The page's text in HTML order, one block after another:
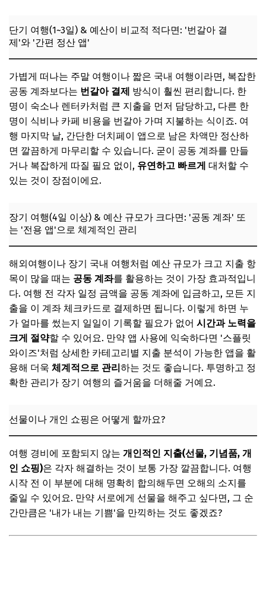
단기 여행(1~3일) & 예산이 비교적 적다면: '번갈아 결
제'와 '간편 정산 앱'
가볍게 떠나는 주말 여행이나 짧은 국내 여행이라면, 복잡한
공동 계좌보다는 번갈아 결제 방식이 훨씬 편리합니다. 한
명이 숙소나 렌터카처럼 큰 지출을 먼저 담당하고, 다른 한
명이 식비나 카페 비용을 번갈아 가며 지불하는 식이죠. 여
행 마지막 날, 간단한 더치페이 앱으로 남은 차액만 정산하
면 깔끔하게 마무리할 수 있습니다. 굳이 공동 계좌를 만들
거나 복잡하게 따질 필요 없이, 유연하고 빠르게 대처할 수
있는 것이 장점이에요.
장기 여행(4일 이상) & 예산 규모가 크다면: '공동 계좌' 또
는 '전용 앱'으로 체계적인 관리
해외여행이나 장기 국내 여행처럼 예산 규모가 크고 지출 항
목이 많을 때는 공동 계좌를 활용하는 것이 가장 효과적입니
다. 여행 전 각자 일정 금액을 공동 계좌에 입금하고, 모든 지
출을 이 계좌 체크카드로 결제하면 됩니다. 이렇게 하면 누
가 얼마를 썼는지 일일이 기록할 필요가 없어 시간과 노력을
크게 절약할 수 있어요. 만약 앱 사용에 익숙하다면 '스플릿
와이즈'처럼 상세한 카테고리별 지출 분석이 가능한 앱을 활
용해 더욱 체계적으로 관리 하는 것도 좋습니다. 투명하고 정
확한 관리가 장기 여행의 즐거움을 더해줄 거예요.
선물이나 개인 쇼핑은 어떻게 할까요?
여행 경비에 포함되지 않는 개인적인 지출(선물, 기념품, 개
인 쇼핑)은 각자 해결하는 것이 보통 가장 깔끔합니다. 여행
시작 전 이 부분에 대해 명확히 합의해두면 오해의 소지를
줄일 수 있어요. 만약 서로에게 선물을 해주고 싶다면, 그 순
간만큼은 '내가 내는 기쁨'을 만끽하는 것도 좋겠죠?